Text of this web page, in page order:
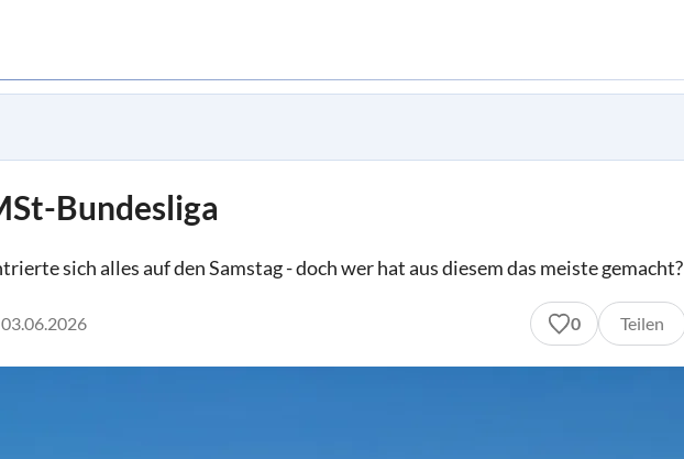
Bundesliga
sich alles auf den Samstag - doch wer hat aus diesem das meiste gemacht?
0 Teilen